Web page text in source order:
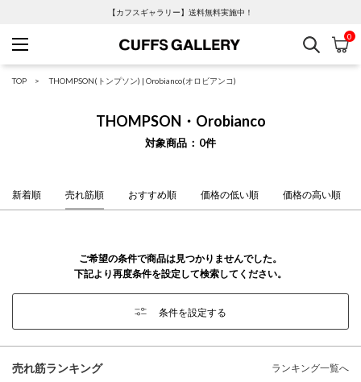
【カフスギャラリー】送料無料実施中！
Cuffs Gallery
検索 カ
0
TOP THOMPSON(トンプソン) | Orobianco(オロビアンコ)
THOMPSON・Orobianco
対象商品 0件
新着順 売れ筋順 おすすめ順 価格の低い順 価格の高い順
ご希望の条件で商品は見つかりませんでした。
下記より再度条件を設定して検索してください。
条件を設定する
売れ筋ランキング ランキング一覧へ